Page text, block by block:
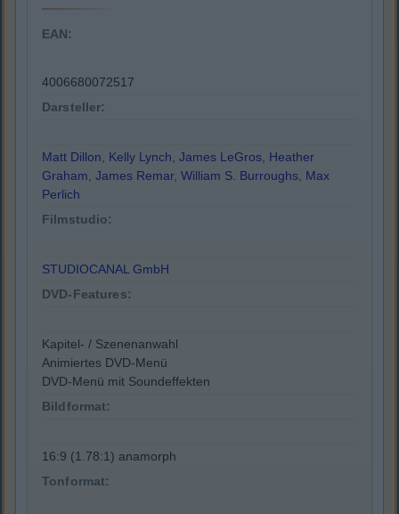
EAN:
4006680072517
Darsteller:
Matt Dillon, Kelly Lynch, James LeGros, Heather
Graham, James Remar, William S. Burroughs, Max
Perlich
Filmstudio:
STUDIOCANAL GmbH
DVD-Features:
Kapitel- / Szenenanwahl
Animiertes DVD-Menü
DVD-Menü mit Soundeffekten
Bildformat:
16:9 (1.78:1) anamorph
Tonformat: